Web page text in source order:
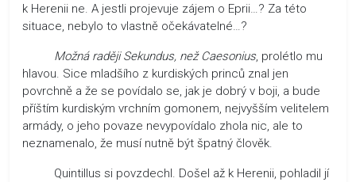
k Herenii ne. A jestli projevuje zájem o Eprii…? Za této
situace, nebylo to vlastně očekávatelné…?
Možná raději Sekundus, než Caesonius, prolétlo mu
hlavou. Sice mladšího z kurdiských princů znal jen
povrchně a že se povídalo se, jak je dobrý v boji, a bude
příštím kurdiským vrchním gomonem, nejvyšším velitelem
armády, o jeho povaze nevypovídalo zhola nic, ale to
neznamenalo, že musí nutně být špatný člověk.
Quintillus si povzdechl. Došel až k Herenii, pohladil jí